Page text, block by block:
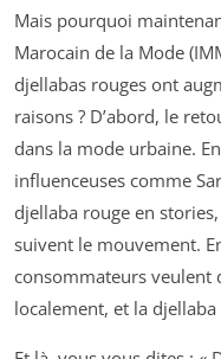
Mais pourquoi
Marocain de la Mode
djellabas rouges ont
raisons ? D’abord, le
dans la mode urbaine.
influenceuses comme
djellaba rouge en
suivent le mouvement.
consommateurs veulent
localement, et la